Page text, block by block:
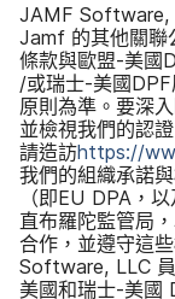
JAMF Software,
Jamf 的​其他​關聯​
條款​與​歐盟-美國
/​或​瑞士-美國DPF
原則​為​準。​要​深
並​檢視​我們​的​認證
請造訪https://
我們​的​組織​承諾​
（​即EU DPA ，​
直布羅陀​監管局
合作，​並​遵守​這
Software, LLC
美國​和​瑞士-美國